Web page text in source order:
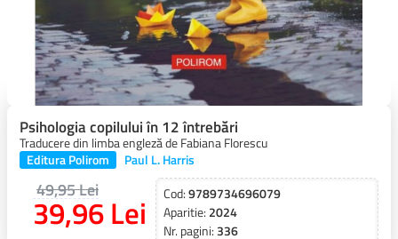
Psihologia copilului în 12 întrebări
Traducere din limba engleză de Fabiana Florescu
Editura Polirom
Paul L. Harris
39,96 Lei
49,95 Lei Cod:9789734696079
Aparitie: 2024
Nr. pagini: 336